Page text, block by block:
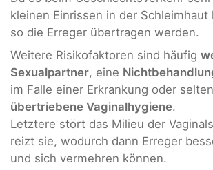
kleinen Einrissen in der
so die Erreger übertragen werden.
Weitere Risikofaktoren sind häufig
Sexualpartner, eine
im Falle einer Erkrankung oder
übertriebene Vaginalhygiene.
Letztere stört das Milieu der
reizt sie, wodurch dann Erreger
und sich vermehren können.